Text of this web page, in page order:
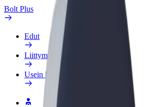
Bolt Plus
Edut
Liittymisohjeet
Usein kysytyt kysymykset